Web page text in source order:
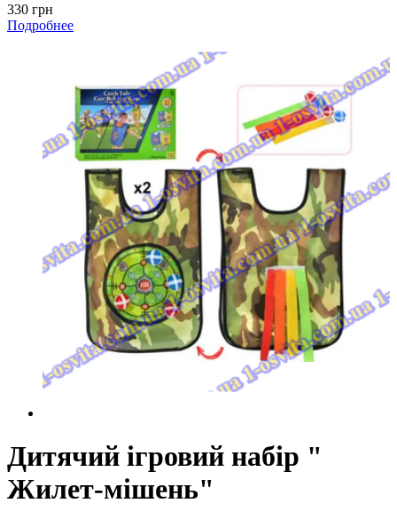
330 грн
Подробнее
Дитячий ігровий набір "
Жилет-мішень"